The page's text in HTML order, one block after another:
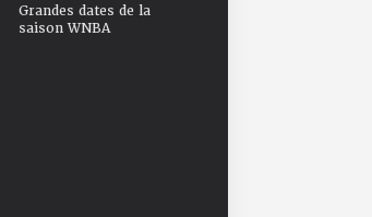
Grandes dates de la
saison WNBA